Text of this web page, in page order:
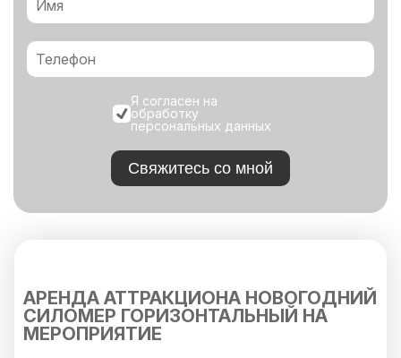
Я согласен на
обработку
персональных данных
Свяжитесь со мной
АРЕНДА АТТРАКЦИОНА НОВОГОДНИЙ
СИЛОМЕР ГОРИЗОНТАЛЬНЫЙ НА
МЕРОПРИЯТИЕ